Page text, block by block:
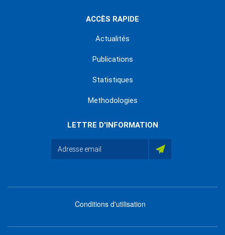
ACCÈS RAPIDE
Actualités
Publications
Statistiques
Methodologies
LETTRE D'INFORMATION
Conditions d'utilisation